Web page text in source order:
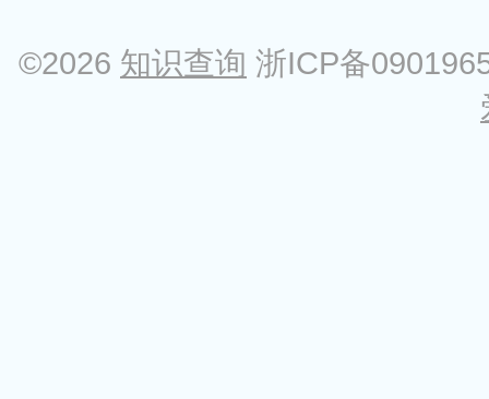
©2026 知识查询 浙ICP备